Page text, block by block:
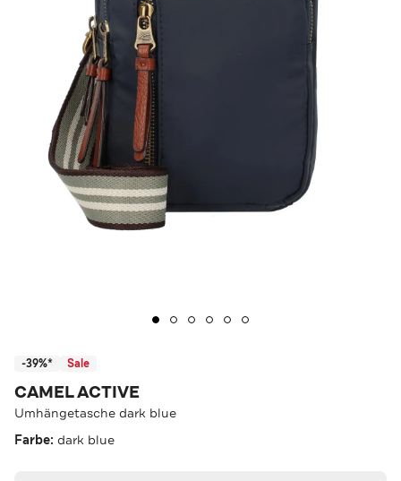
-39%* Sale
CAMEL ACTIVE
Umhängetasche dark blue
Farbe: dark blue